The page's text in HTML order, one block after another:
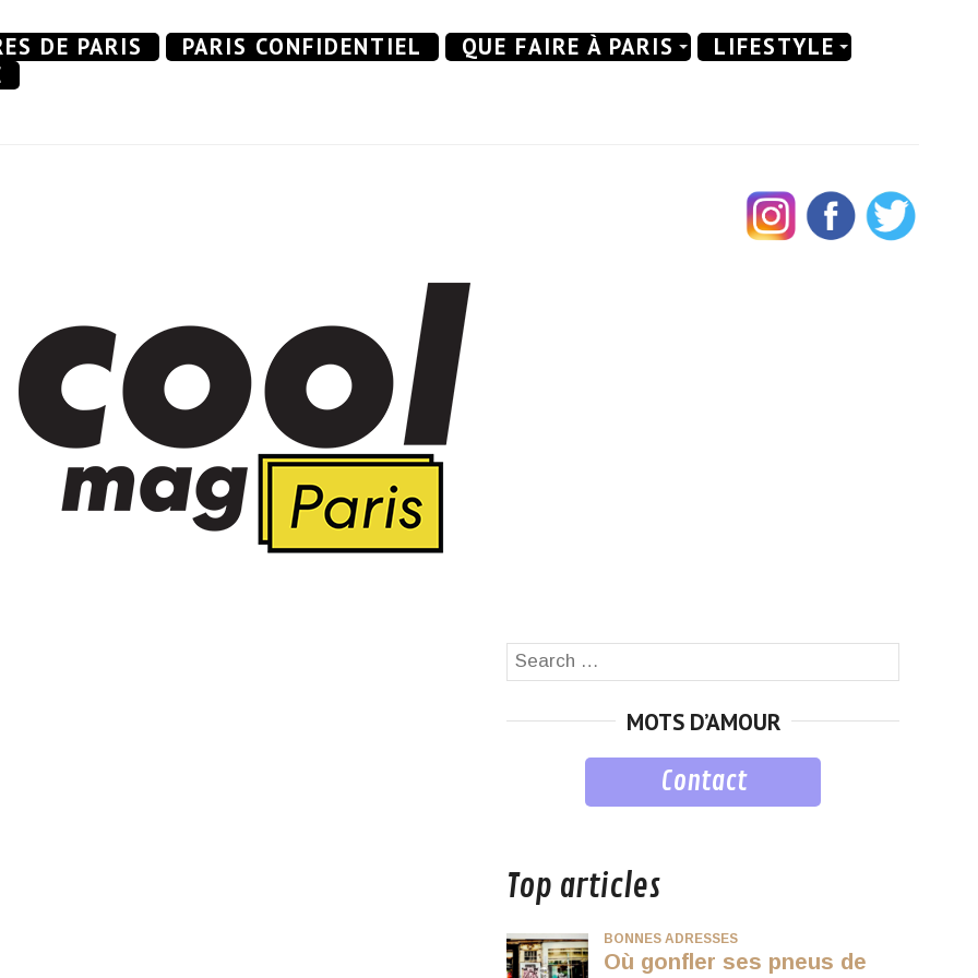
DE PARIS PARIS CONFIDENTIEL QUE FAIRE À PARIS
LIFESTYLE
Search
MOTS D’AMOUR
Contact
Top articles